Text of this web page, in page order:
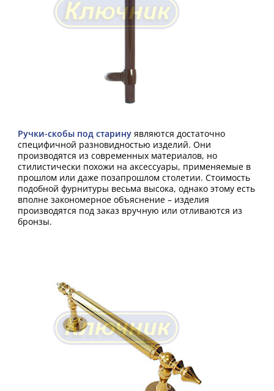
Ручки-скобы под старину являются достаточно
специфичной разновидностью изделий. Они
производятся из современных материалов, но
стилистически похожи на аксессуары, применяемые в
прошлом или даже позапрошлом столетии. Стоимость
подобной фурнитуры весьма высока, однако этому есть
вполне закономерное объяснение – изделия
производятся под заказ вручную или отливаются из
бронзы.